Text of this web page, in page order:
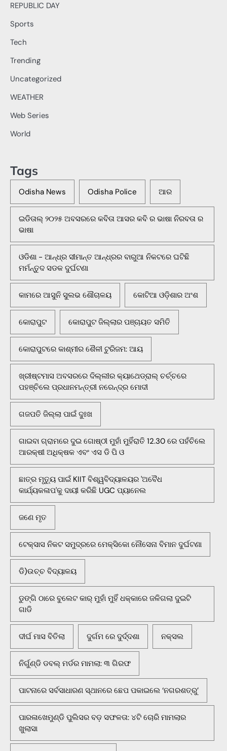
REPUBLIC DAY
Sports
Tech
Trending
Uncategorized
WEATHER
Web Series
World
Tags
Odisha News Odisha Police ଆର
ଇଡିତାଲ୍ ୨୦୨୫ ଅବସରରେ କବିତା ଆସର କବି ର ଭାଷା ନିରବତା ର
ଭାଷା
ଓଡିଶା - ଆନ୍ଧ୍ର ସୀମାନ୍ତ ଆନ୍ଧ୍ରର ବାରୁଆ ନିକଟରେ ଘଟିଛି
ମର୍ମନ୍ତୁଦ ସଡକ ଦୁର୍ଘଟଣା
କାମରେ ଆସୁନି ସୁଲଭ ଶୌଚାଳୟ କୋଟିଆ ଓଡ଼ିଶାର ଅଂଶ
କୋରାପୁଟ କୋରାପୁଟ ଜିଲ୍ଲାର ପଞ୍ଚାୟତ ସମିତି
କୋରାପୁଟରେ କାଶ୍ମୀର ଶୈଳୀ ଟୁରିଜମ: ଆୟ
ଖ୍ରୀଷ୍ଟମାସ ଅବସରରେ ଦିଲ୍ଲୀର କ୍ୟାଥେଡ୍ରାଲ୍ ଚର୍ଚ୍ଚରେ
ପହଞ୍ଚିଲେ ପ୍ରଧାନମନ୍ତ୍ରୀ ନରେନ୍ଦ୍ର ମୋଦୀ
ଗଜପତି ଜିଲ୍ଲା ପାଇଁ ଦୁଃଖ
ଗାଇବା ଗ୍ରାମରେ ଦୁଇ ଗୋଷ୍ଠୀ ମୁହାଁ ମୁହିଁରାତି 12.30 ରେ ପହଁଚିଲେ
ଆରକ୍ଷୀ ଅଧିକ୍ଷକ ଏବଂ ଏସ ଡି ପି ଓ
ଛାତ୍ର ମୃତ୍ୟୁ ପାଇଁ KIIT ବିଶ୍ୱବିଦ୍ୟାଳୟର 'ଅବୈଧ
କାର୍ଯ୍ୟକଳାପ'କୁ ଦାୟୀ କରିଛି UGC ପ୍ୟାନେଲ
ଜଣେ ମୃତ
ଟେକ୍ସାସ ନିକଟ ସମୁଦ୍ରରେ ମେକ୍ସିକୋ ନୌସେନା ବିମାନ ଦୁର୍ଘଟଣା
ଡି)ଉଚ୍ଚ ବିଦ୍ୟାଳୟ
ଡୁଙ୍ଗି ଠାରେ ବୁଲେଟ କାର୍ ମୁହାଁ ମୁହିଁ ଧକ୍କାରେ ଜଳିଗଲା ଦୁଇଟି
ଗାଡି
ଦୀର୍ଘ ମାସ ବିତିଲା ଦୁର୍ଗମ ରେ ଦୁର୍ଦ୍ଦଶା ନକ୍ସଲ
ନିର୍ଗୁଣ୍ଡି ଡବଲ୍ ମର୍ଡର ମାମଲା: ୩ ଗିରଫ
ପାଟନାରେ ସର୍ବସାଧାରଣ ସ୍ଥାନରେ ଛେପ ପକାଇଲେ ‘ନଗରଶତ୍ରୁ’
ପାରଳାଖେମୁଣ୍ଡି ପୁଲିସର ବଡ଼ ସଫଳତା: ୪ଟି ଚୋରି ମାମଲାର
ଖୁଲାସା